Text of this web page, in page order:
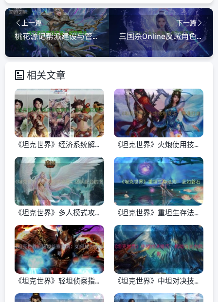
上一篇
桃花源记帮派建设与管理策略
下一篇
三国杀Online反贼角色取胜策略
相关文章
《坦克世界》经济系统解
析：如何赚取更多银币
《坦克世界》火炮使用技
巧：精准打击
《坦克世界》多人模式攻
略：团队配合的艺术
《坦克世界》重坦生存法
则：坚如磐石
《坦克世界》轻坦侦察指
南：如何成为战场之眼
《坦克世界》中坦对决技
巧：机动与火力的平衡